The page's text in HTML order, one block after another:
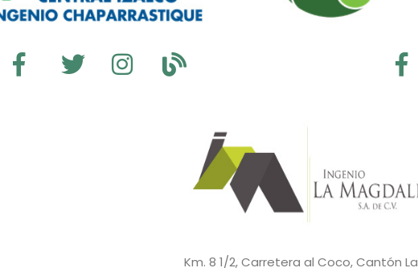
Km. 8 1/2, Carretera al Coco, Cantón La